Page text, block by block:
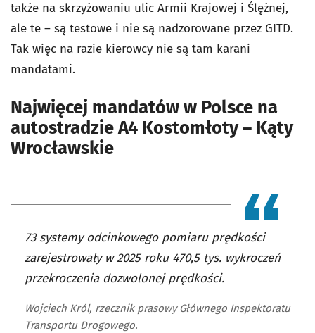
także na skrzyżowaniu ulic Armii Krajowej i Ślężnej,
ale te – są testowe i nie są nadzorowane przez GITD.
Tak więc na razie kierowcy nie są tam karani
mandatami.
Najwięcej mandatów w Polsce na
autostradzie A4 Kostomłoty – Kąty
Wrocławskie
73 systemy odcinkowego pomiaru prędkości
zarejestrowały w 2025 roku 470,5 tys. wykroczeń
przekroczenia dozwolonej prędkości.
Wojciech Król, rzecznik prasowy Głównego Inspektoratu
Transportu Drogowego.